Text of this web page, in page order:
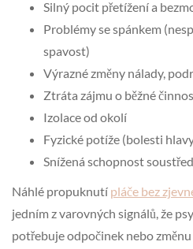
Silný pocit přetížení a
Problémy se spánkem
spavost)
Výrazné změny nálady,
Ztráta zájmu o běžné
Izolace od okolí
Fyzické potíže (bolesti
Snížená schopnost
Náhlé propuknutí pláče bez
jedním z varovných signálů, že
potřebuje odpočinek nebo